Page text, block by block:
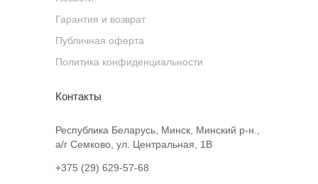
Гарантия и возврат
Публичная оферта
Политика конфиденциальности
Контакты
Республика Беларусь, Минск, Минский р-н.,
а/г Семково, ул. Центральная, 1В
+375 (29) 629-57-68